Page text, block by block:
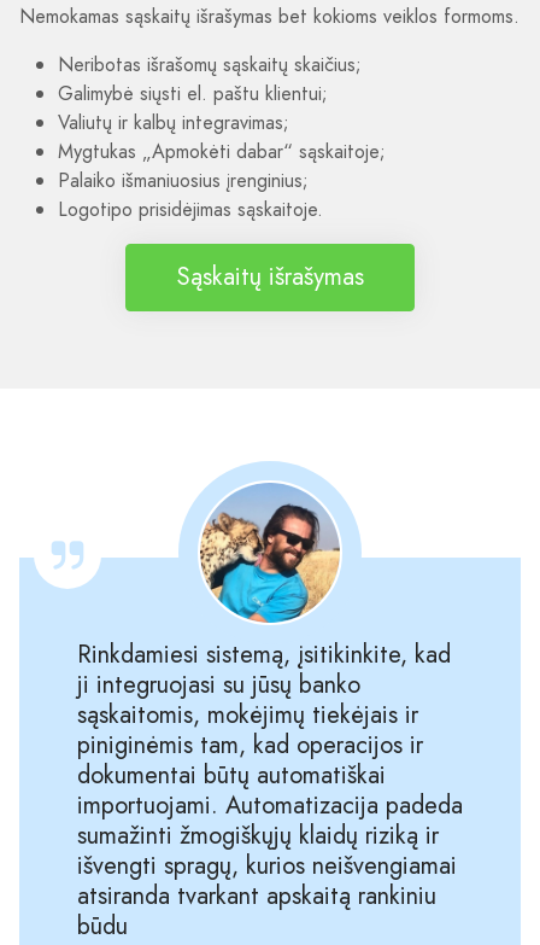
Nemokamas sąskaitų išrašymas bet kokioms veiklos formoms.
Neribotas išrašomų sąskaitų skaičius;
Galimybė siųsti el. paštu klientui;
Valiutų ir kalbų integravimas;
Mygtukas „Apmokėti dabar“ sąskaitoje;
Palaiko išmaniuosius įrenginius;
Logotipo prisidėjimas sąskaitoje.
Sąskaitų išrašymas
Rinkdamiesi sistemą, įsitikinkite, kad
ji integruojasi su jūsų banko
sąskaitomis, mokėjimų tiekėjais ir
piniginėmis tam, kad operacijos ir
dokumentai būtų automatiškai
importuojami. Automatizacija padeda
sumažinti žmogiškųjų klaidų riziką ir
išvengti spragų, kurios neišvengiamai
atsiranda tvarkant apskaitą rankiniu
būdu